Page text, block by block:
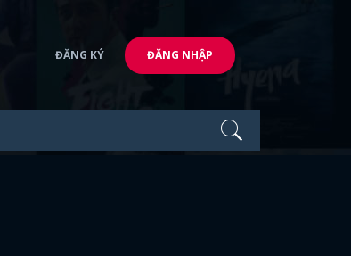
ĐĂNG KÝ ĐĂNG NHẬP